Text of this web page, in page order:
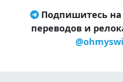
Подпишитесь на
переводов и